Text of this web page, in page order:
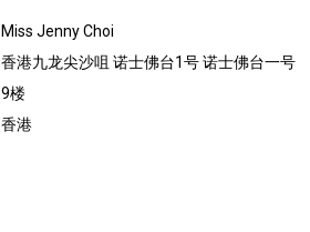
Miss Jenny Choi
香港九龙尖沙咀 诺士佛台1号 诺士佛台一号
9楼
香港